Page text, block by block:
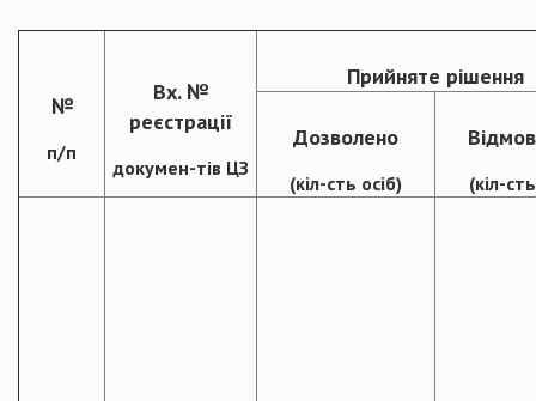
№
п/п
Вх. №
реєстрації
докумен-тів ЦЗ
Прийняте рішення
Дозволено
(кіл-сть осіб) (кіл-